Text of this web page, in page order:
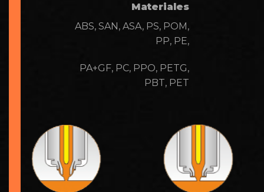
Materiales
ABS, SAN, ASA, PS, POM,
PP, PE,
PA+GF, PC, PPO, PETG,
PBT, PET